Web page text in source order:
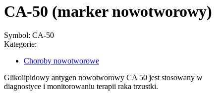
CA-50 (marker nowotworowy)
Symbol: CA-50
Kategorie:
Choroby nowotworowe
Glikolipidowy antygen nowotworowy CA 50 jest stosowany w
diagnostyce i monitorowaniu terapii raka trzustki.